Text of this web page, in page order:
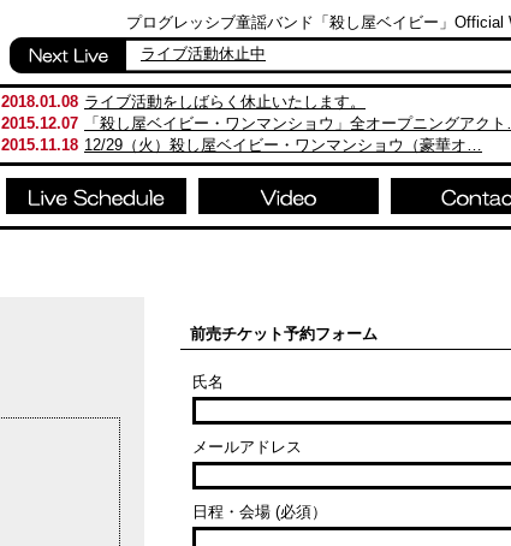
プログレッシブ童謡バンド「殺し屋ベイビー」Official
ライブ活動休止中
2018.01.08 ライブ活動をしばらく休止いたします。
2015.12.07
「殺し屋ベイビー・ワンマンショウ」全オープニングアク
2015.11.18 12/29（火）殺し屋ベイビー・ワンマンショウ（豪華オ…
前売チケット予約フォーム
氏名
メールアドレス
日程・会場 (必須）